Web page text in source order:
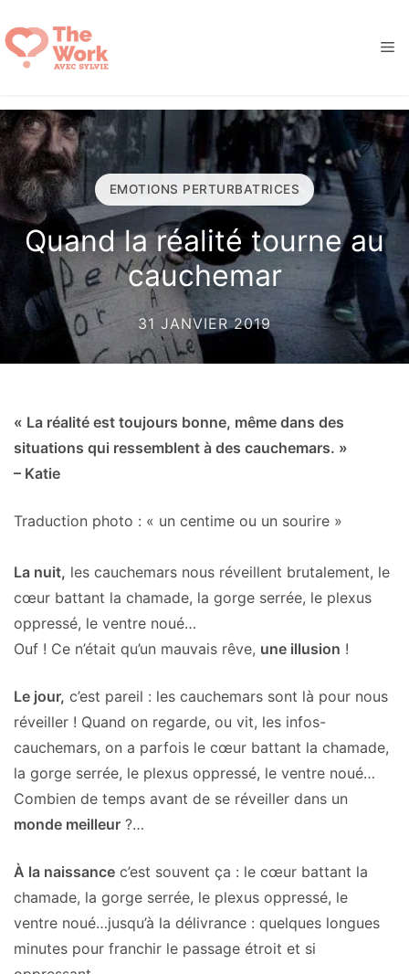
au
contenu
EMOTIONS PERTURBATRICES
Quand la réalité tourne au
cauchemar
31 JANVIER 2019
« La réalité est toujours bonne, même dans des
situations qui ressemblent à des cauchemars. »
– Katie
Traduction photo : « un centime ou un sourire »
La nuit, les cauchemars nous réveillent brutalement, le
cœur battant la chamade, la gorge serrée, le plexus
oppressé, le ventre noué…
Ouf ! Ce n’était qu’un mauvais rêve, une illusion !
Le jour, c’est pareil : les cauchemars sont là pour nous
réveiller ! Quand on regarde, ou vit, les infos-
cauchemars, on a parfois le cœur battant la chamade,
la gorge serrée, le plexus oppressé, le ventre noué…
Combien de temps avant de se réveiller dans un
monde meilleur ?…
À la naissance c’est souvent ça : le cœur battant la
chamade, la gorge serrée, le plexus oppressé, le
ventre noué…jusqu’à la délivrance : quelques longues
minutes pour franchir le passage étroit et si